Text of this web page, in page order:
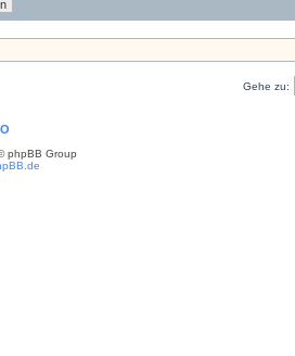
Gehe zu:
phpBB Group